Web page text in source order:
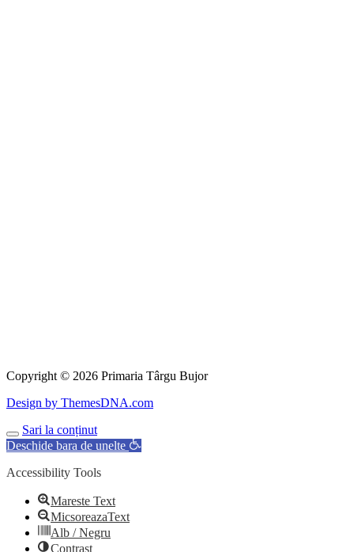
Copyright © 2026 Primaria Târgu Bujor
Design by ThemesDNA.com
Scroll
to
Sari la conținut
Deschide bara de unelte
Accessibility Tools
Mareste Text
MicsoreazaText
Alb / Negru
Contrast